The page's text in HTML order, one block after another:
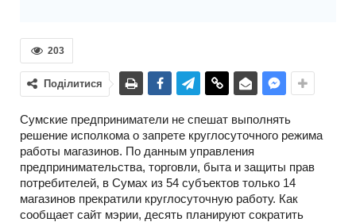
203
Поділитися
Сумские предприниматели не спешат выполнять
решение исполкома о запрете круглосуточного режима
работы магазинов. По данным управления
предпринимательства, торговли, быта и защиты прав
потребителей, в Сумах из 54 субъектов только 14
магазинов прекратили круглосуточную работу. Как
сообщает сайт мэрии, десять планируют сократить